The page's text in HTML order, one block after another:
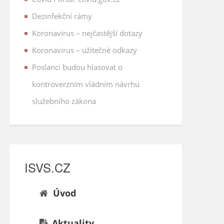
Dezinfekční rámy
Koronavirus – nejčastější dotazy
Koronavirus – užitečné odkazy
Poslanci budou hlasovat o
kontroverzním vládním návrhu
služebního zákona
ISVS.CZ
Úvod